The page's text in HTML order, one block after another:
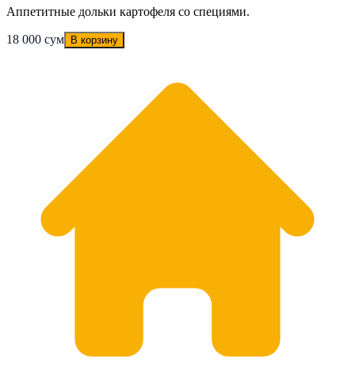
Аппетитные дольки картофеля со специями.
18 000 сум В корзину